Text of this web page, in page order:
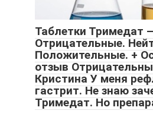
Таблетки Тримедат
Отрицательные.
Положительные. +
отзыв
Кристина У меня
гастрит. Не знаю
Тримедат. Но